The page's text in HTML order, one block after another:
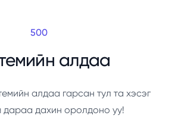
500
алдаа
алдаа гарсан тул та хэсэг
дараа дахин оролдоно уу!